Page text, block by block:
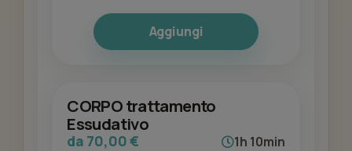
Aggiungi
CORPO trattamento
Essudativo
da 70,00 € 1h 10min